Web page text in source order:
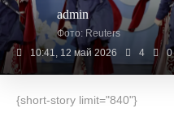
admin
Фото: Reuters
10:41, 12 май 2026
4 0
{short-story limit="840"}